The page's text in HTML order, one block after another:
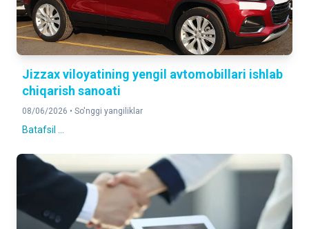
Jizzax viloyatining yengil avtomobillari ishlab
chiqarish sanoati
08/06/2026 • So'nggi yangiliklar
Batafsil ...